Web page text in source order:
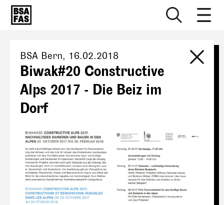
BSA Bern, 16.02.2018
Biwak#20 Constructive
Alps 2017 - Die Beiz im
Dorf